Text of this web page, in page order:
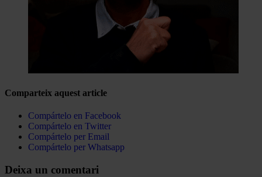
Comparteix aquest article
Compártelo en Facebook
Compártelo en Twitter
Compártelo per Email
Compártelo per Whatsapp
Deixa un comentari